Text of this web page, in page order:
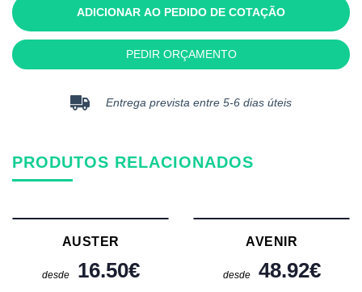
ADICIONAR AO PEDIDO DE COTAÇÃO
PEDIR ORÇAMENTO
Entrega prevista entre 5-6 dias úteis
PRODUTOS RELACIONADOS
AUSTER
desde 16.50€
AVENIR
desde 48.92€